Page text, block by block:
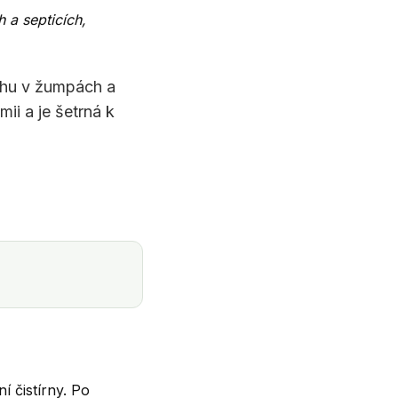
a septicích,
v žumpách a
a je šetrná k
čistírny. Po